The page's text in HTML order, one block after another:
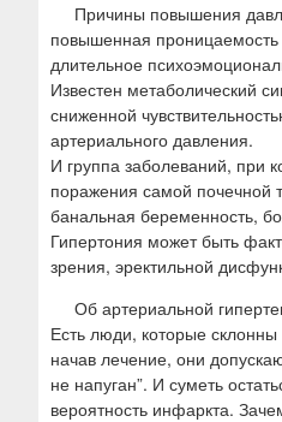
Причины повышения
повышенная проницаемость
длительное
Известен метаболический
сниженной
артериального давления.
И группа заболеваний, при
поражения самой почечной
банальная беременность,
Гипертония может быть
зрения, эректильной
Об артериальной
Есть люди, которые
начав лечение, они
не напуган”. И суметь
вероятность инфаркта.